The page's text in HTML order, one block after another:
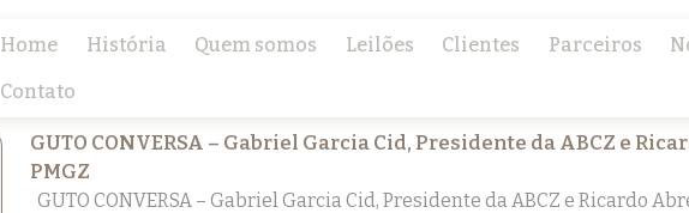
Home História Quem somos Leilões Clientes Parceiros
Contato
Posts por tag:carcaça
GUTO CONVERSA – Gabriel Garcia Cid, Presidente da ABCZ e
PMGZ
GUTO CONVERSA – Gabriel Garcia Cid, Presidente da ABCZ e Ricardo